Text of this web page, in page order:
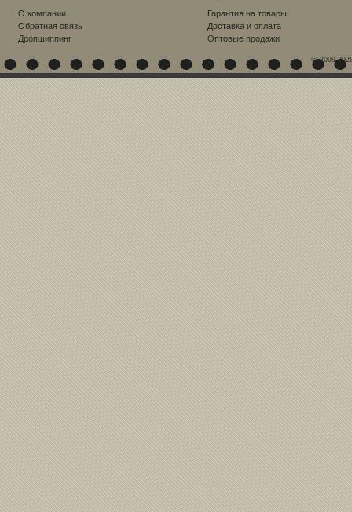
О компании
Обратная связь
Дропшиппинг
Гарантия на товары
Доставка и оплата
Оптовые продажи
© 2009-